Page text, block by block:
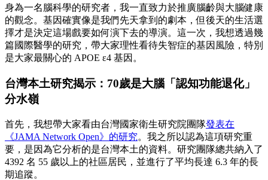
身為一名腦科學的研究者，我一直致力於推廣腦齡與大腦健康
的觀念。基因確實像是我們先天拿到的劇本，但後天的生活選
擇才是決定這場戲要如何演下去的導演。這一次，我想透過幾
篇國際醫學的研究，帶大家理性看待失智症的基因風險，特別
是大家最關心的 APOE ε4 基因。
台灣本土研究揭示：70歲是大腦「認知功能退化」
分水嶺
首先，我想帶大家看由台灣國家衛生研究院團隊發表在
《JAMA Network Open》的研究。我之所以認為這項研究重
要，是因為它分析的是台灣本土的資料。研究團隊總共納入了
4392 名 55 歲以上的社區居民，並進行了平均長達 6.3 年的長
期追蹤。